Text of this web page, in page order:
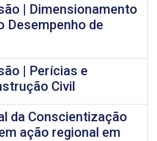
| Dimensionamento
Desempenho de
| Perícias e
Civil
da Conscientização
ação regional em